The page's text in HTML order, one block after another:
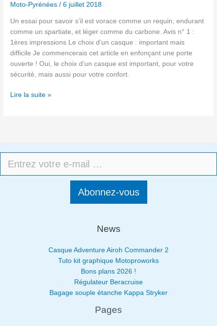
Moto-Pyrénées/6 juillet 2018
Un essai pour savoir s’il est vorace comme un requin, endurant
comme un spartiate, et léger comme du carbone. Avis n° 1 :
1ères impressions Le choix d’un casque : important mais
difficile Je commencerais cet article en enfonçant une porte
ouverte ! Oui, le choix d’un casque est important, pour votre
sécurité, mais aussi pour votre confort.
Lire la suite »
Abonnez-vous
News
Casque Adventure Airoh Commander 2
Tuto kit graphique Motoproworks
Bons plans 2026 !
Régulateur Beracruise
Bagage souple étanche Kappa Stryker
Pages